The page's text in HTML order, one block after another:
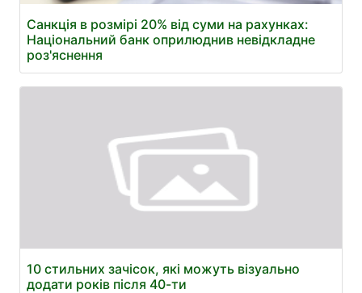
Санкція в розмірі 20% від суми на рахунках:
Національний банк оприлюднив невідкладне
роз'яснення
10 стильних зачісок, які можуть візуально
додати років після 40-ти